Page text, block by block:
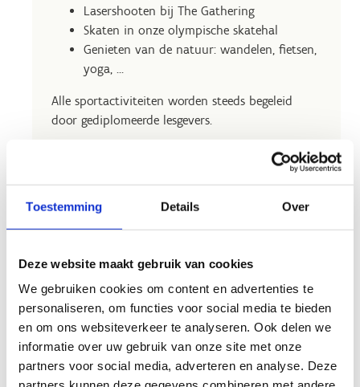
Toestemming Details Over
Deze website maakt gebruik van cookies
We gebruiken cookies om content en advertenties te
personaliseren, om functies voor social media te bieden
en om ons websiteverkeer te analyseren. Ook delen we
informatie over uw gebruik van onze site met onze
partners voor social media, adverteren en analyse. Deze
Lasershooten bij The Gathering
Skaten in onze olympische skatehal
Genieten van de natuur: wandelen, fietsen,
yoga, …
Alle sportactiviteiten worden steeds begeleid
door gediplomeerde lesgevers.
Zuiderbad.
Ook vergaderingen op verschillende locaties en
overnachtingen zijn mogelijk.